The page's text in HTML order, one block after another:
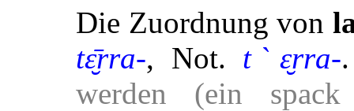
Die Zuordnung von
tɛ̮̄rra-, Not. tˋɛ̮rra-
werden (ein spack